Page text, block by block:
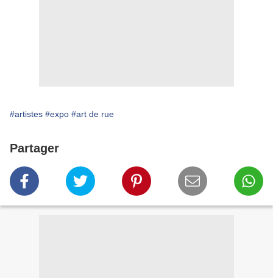
#artistes #expo #art de rue
Partager